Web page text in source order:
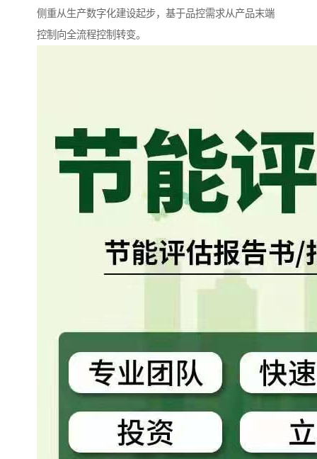
侧重从生产数字化建设起步，基于品控需求从产品末端
控制向全流程控制转变。